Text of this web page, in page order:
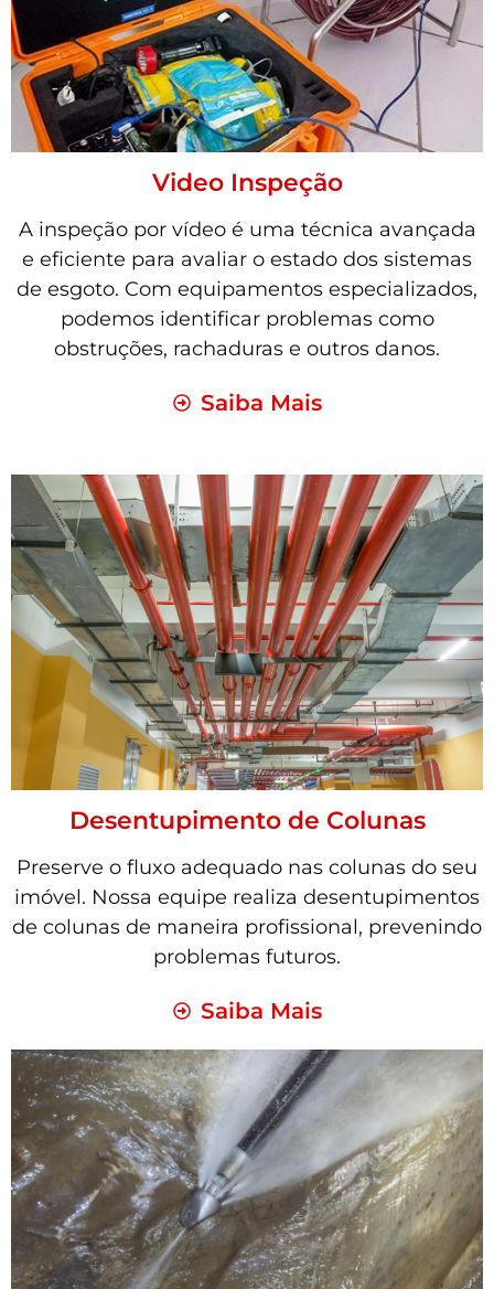
Video Inspeção
A inspeção por vídeo é uma técnica avançada
e eficiente para avaliar o estado dos sistemas
de esgoto. Com equipamentos especializados,
podemos identificar problemas como
obstruções, rachaduras e outros danos.
Saiba Mais
Desentupimento de Colunas
Preserve o fluxo adequado nas colunas do seu
imóvel. Nossa equipe realiza desentupimentos
de colunas de maneira profissional, prevenindo
problemas futuros.
Saiba Mais